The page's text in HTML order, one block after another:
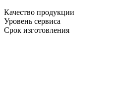
Качество продукции
Уровень сервиса
Срок изготовления